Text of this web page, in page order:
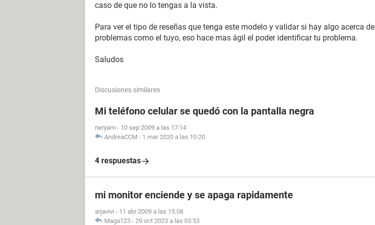
caso de que no lo tengas a la vista.
Para ver el tipo de reseñas que tenga este modelo y validar si hay algo acerca de
problemas como el tuyo, eso hace mas ágil el poder identificar tu problema.
Saludos
Discusiones similares
Mi teléfono celular se quedó con la pantalla negra
neryam - 10 sep 2009 a las 17:14
AndreaCCM - 1 mar 2020 a las 10:20
4 respuestas
mi monitor enciende y se apaga rapidamente
arjavivi - 11 abr 2009 a las 15:08
Maga123 - 29 oct 2023 a las 03:53